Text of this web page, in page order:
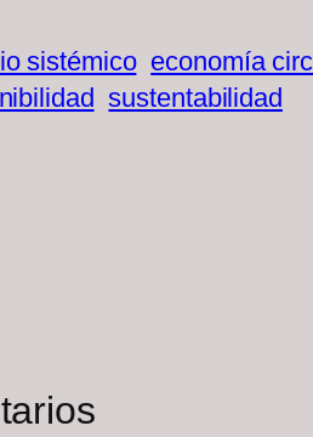
sistémico economía
sustentabilidad